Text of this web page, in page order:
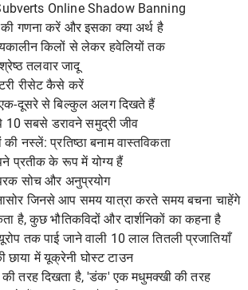
Online Shadow Banning
गणना करें और इसका क्या अर्थ है
किलों से लेकर हवेलियों तक
तलवार जादू
रीसेट कैसे करें
एक-दूसरे से बिल्कुल अलग दिखते हैं
10 सबसे डरावने समुद्री जीव
नस्लें: प्रतिष्ठा बनाम वास्तविकता
प्रतीक के रूप में योग्य हैं
सोच और अनुप्रयोग
जिनसे आप समय यात्रा करते समय बचना चाहेंगे
है, कुछ भौतिकविदों और दार्शनिकों का कहना है
तक पाई जाने वाली 10 लाल तितली प्रजातियाँ
छाया में यूक्रेनी घोस्ट टाउन
तरह दिखता है, 'डंक' एक मधुमक्खी की तरह